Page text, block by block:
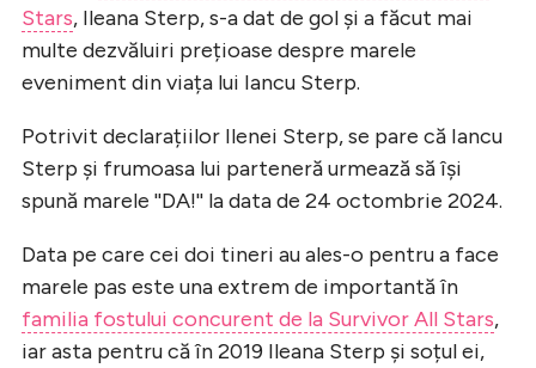
Stars, Ileana Sterp, s-a dat de gol și a făcut mai
multe dezvăluiri prețioase despre marele
eveniment din viața lui Iancu Sterp.
Potrivit declarațiilor Ilenei Sterp, se pare că Iancu
Sterp și frumoasa lui parteneră urmează să își
spună marele ''DA!'' la data de 24 octombrie 2024.
Data pe care cei doi tineri au ales-o pentru a face
marele pas este una extrem de importantă în
familia fostului concurent de la Survivor All Stars,
iar asta pentru că în 2019 Ileana Sterp și soțul ei,